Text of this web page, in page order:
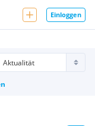
Einloggen